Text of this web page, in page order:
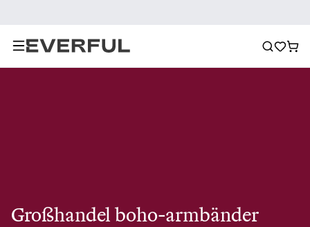
Großhandel boho-armbänder